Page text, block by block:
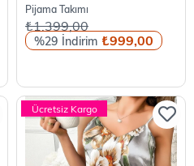
Pijama Takımı
%29 ₺999,00
₺1.399,00
Ücretsiz Kargo